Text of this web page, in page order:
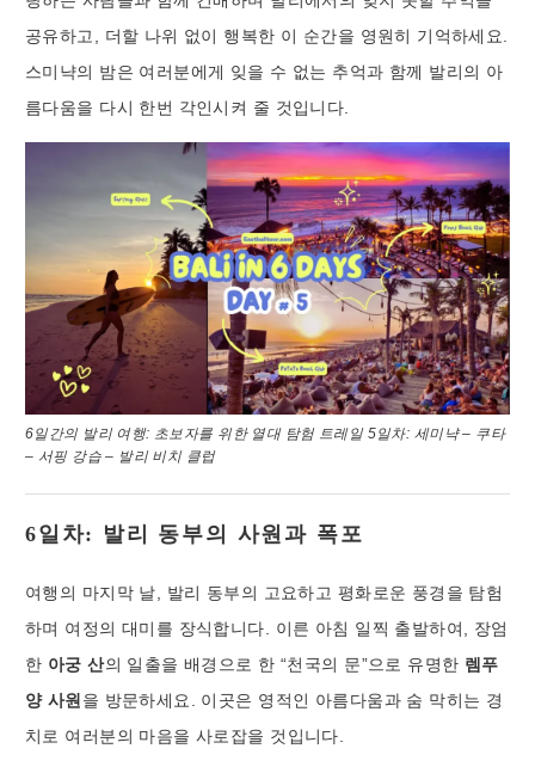
공유하고, 더할 나위 없이 행복한 이 순간을 영원히 기억하세요.
스미냑의 밤은 여러분에게 잊을 수 없는 추억과 함께 발리의 아
름다움을 다시 한번 각인시켜 줄 것입니다.
6일간의 발리 여행: 초보자를 위한 열대 탐험 트레일 5일차: 세미냑 – 쿠타
– 서핑 강습 – 발리 비치 클럽
6일차: 발리 동부의 사원과 폭포
여행의 마지막 날, 발리 동부의 고요하고 평화로운 풍경을 탐험
하며 여정의 대미를 장식합니다. 이른 아침 일찍 출발하여, 장엄
한 아궁 산의 일출을 배경으로 한 “천국의 문”으로 유명한 렘푸
양 사원을 방문하세요. 이곳은 영적인 아름다움과 숨 막히는 경
치로 여러분의 마음을 사로잡을 것입니다.